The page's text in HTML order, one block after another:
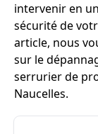
intervenir en
sécurité de
article, nous
sur le
serrurier de
Naucelles.